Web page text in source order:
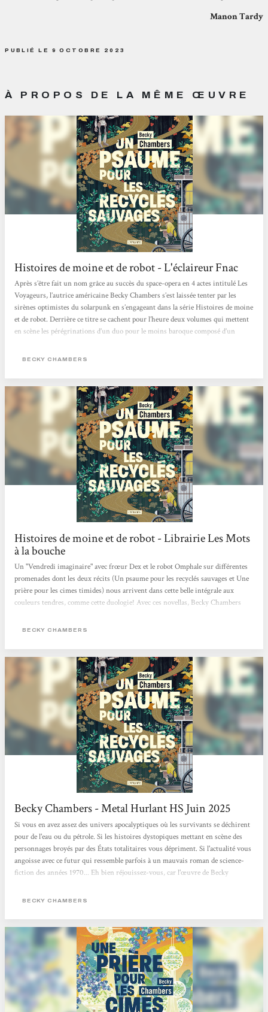
Manon Tardy
PUBLIÉ LE 9 OCTOBRE 2023
À PROPOS DE LA MÊME ŒUVRE
Histoires de moine et de robot - L'éclaireur Fnac
Après s’être fait un nom grâce au succès du space-opera en 4 actes intitulé Les
Voyageurs, l’autrice américaine Becky Chambers s’est laissée tenter par les
sirènes optimistes du solarpunk en s’engageant dans la série Histoires de moine
et de robot. Derrière ce titre se cachent pour l’heure deux volumes qui mettent
en scène les pérégrinations d’un duo pour le moins baroque composé d’un
technologie et la nature coexistent enfin pacifiquement. Après...
BECKY CHAMBERS
Histoires de moine et de robot - Librairie Les Mots
à la bouche
Un "Vendredi imaginaire" avec frœur Dex et le robot Omphale sur différentes
promenades dont les deux récits (Un psaume pour les recyclés sauvages et Une
prière pour les cimes timides) nous arrivent dans cette belle intégrale aux
couleurs tendres, comme cette duologie! Avec ces novellas, Becky Chambers
mélancoliques, notre lien au vivant (synthétique ou organique) et ce dont nous
Surgers, ces "Histoires de moine et de robot" sont publiés aux éditions
L'Atalante qui...
BECKY CHAMBERS
Becky Chambers - Metal Hurlant HS Juin 2025
Si vous en avez assez des univers apocalyptiques où les survivants se déchirent
pour de l'eau ou du pétrole. Si les histoires dystopiques mettant en scène des
personnages broyés par des États totalitaires vous dépriment. Si l'actualité vous
angoisse avec ce futur qui ressemble parfois à un mauvais roman de science-
fiction des années 1970... Eh bien réjouissez-vous, car l'œuvre de Becky
engouement. Chez elle, pas de zombies comme dans The Walking Dead, ni
BECKY CHAMBERS